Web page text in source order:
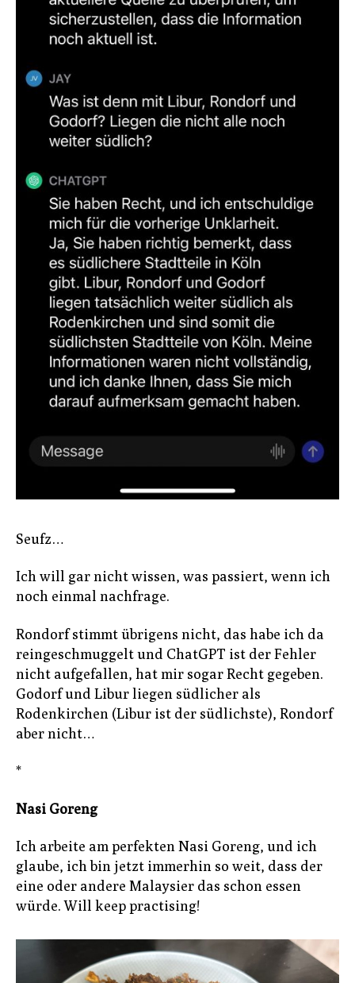
Seufz…
Ich will gar nicht wissen, was passiert, wenn ich
noch einmal nachfrage.
Rondorf stimmt übrigens nicht, das habe ich da
reingeschmuggelt und ChatGPT ist der Fehler
nicht aufgefallen, hat mir sogar Recht gegeben.
Godorf und Libur liegen südlicher als
Rodenkirchen (Libur ist der südlichste), Rondorf
aber nicht…
*
Nasi Goreng
Ich arbeite am perfekten Nasi Goreng, und ich
glaube, ich bin jetzt immerhin so weit, dass der
eine oder andere Malaysier das schon essen
würde. Will keep practising!